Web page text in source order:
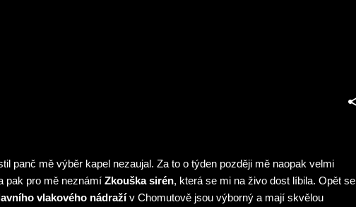
panč mě výběr kapel nezaujal. Za to o týden později mě naopak velmi
pak pro mě neznámí Zkouška sirén, která se mi na živo dost líbila. Opět se
vlakového nádražív Chomutově jsou výborný a mají skvělou